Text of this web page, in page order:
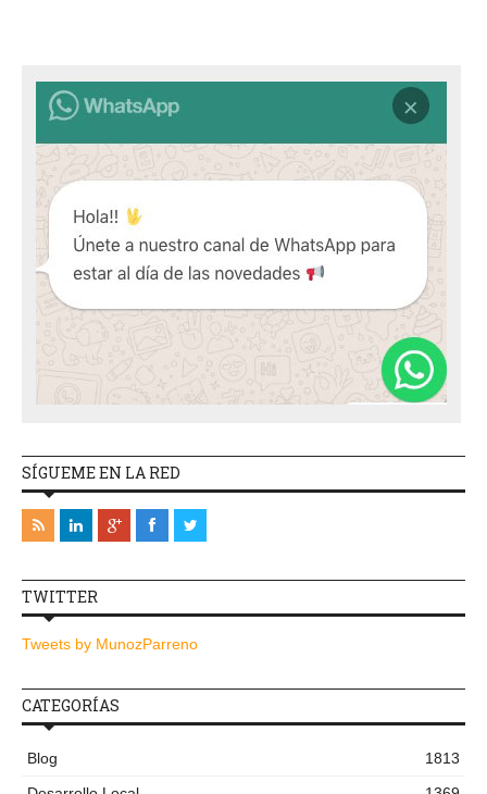
SÍGUEME EN LA RED
TWITTER
Tweets by MunozParreno
CATEGORÍAS
Blog
1813